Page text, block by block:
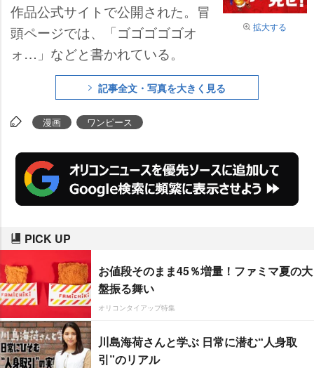
拡大する
作品公式サイトで公開された。冒
頭ページでは、「ゴゴゴゴゴオ
ォ…」などと書かれている。
記事全文・写真を大きく見る
漫画 ワンピース
PICK UP
お値段そのまま45％増量！ファミマ夏の大
盤振る舞い
オリコンタイアップ特集
川島海荷さんと学ぶ 日常に潜む“人身取
引”のリアル